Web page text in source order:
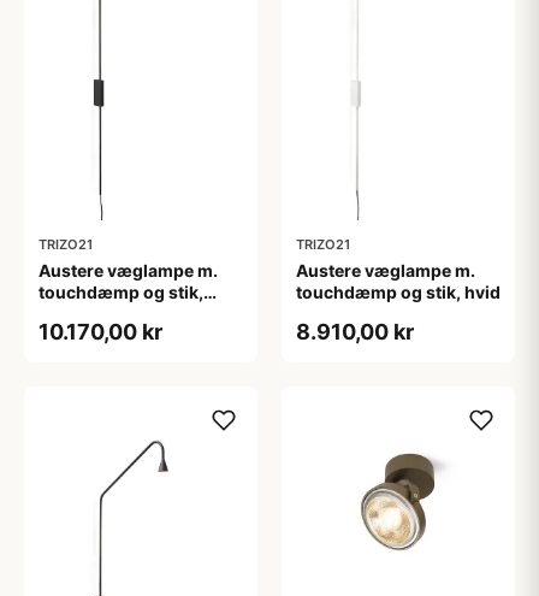
TRIZO21
Austere væglampe m.
touchdæmp og stik,
10.170,00 kr
TRIZO21
Austere væglampe m.
touchdæmp og stik, hvid
8.910,00 kr